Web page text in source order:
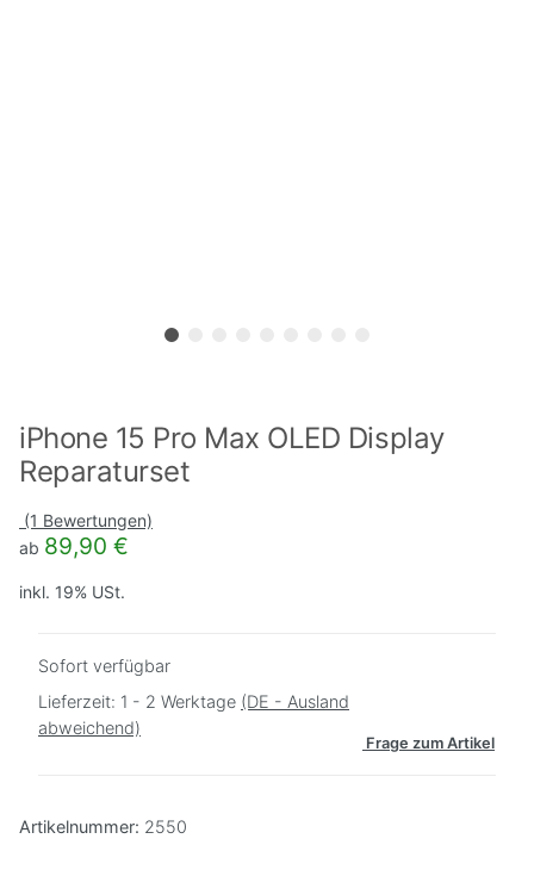
iPhone 15 Pro Max OLED Display
Reparaturset
(1 Bewertungen)
ab 89,90 €
inkl. 19% USt.
Sofort verfügbar
Lieferzeit: 1 - 2 Werktage (DE - Ausland
abweichend)
Frage zum Artikel
Artikelnummer: 2550